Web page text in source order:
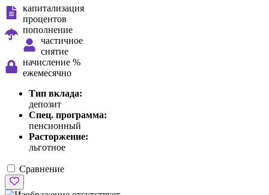
капитализация
процентов
пополнение
частичное
снятие
начисление %
ежемесячно
Тип вклада:
депозит
Спец. программа:
пенсионный
Расторжение:
льготное
Сравнение